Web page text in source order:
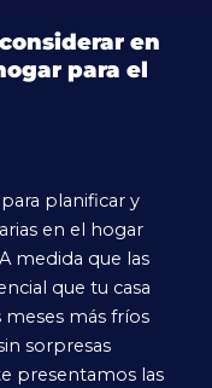
en
para el
planificar y
en el hogar
medida que las
que tu casa
más fríos
sorpresas
presentamos las